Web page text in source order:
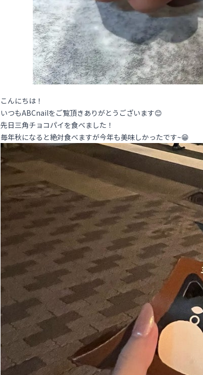
こんにちは！
いつもABCnailをご覧頂きありがとうございます😊
先日三角チョコパイを食べました！
毎年秋になると絶対食べますが今年も美味しかったです~😁